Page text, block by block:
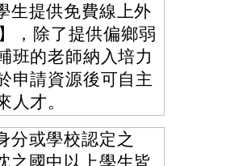
生提供免費線上外
，除了提供偏鄉弱
班的老師納入培力
申請資源後可自主
才。
分或學校認定之
之國中以上學生皆